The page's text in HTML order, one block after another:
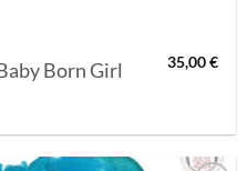
Born Girl
35,00€